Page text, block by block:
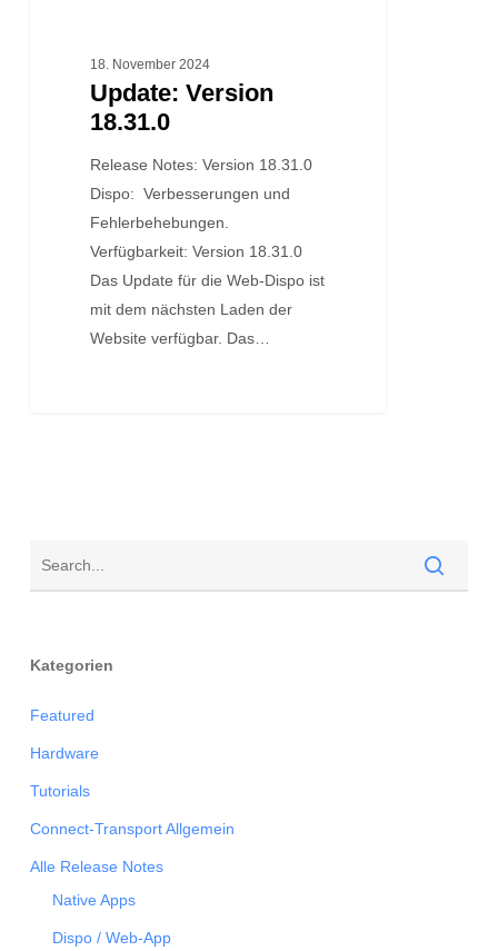
18. November 2024
Update: Version
18.31.0
Release Notes: Version 18.31.0
Dispo: Verbesserungen und
Fehlerbehebungen.
Verfügbarkeit: Version 18.31.0
Das Update für die Web-Dispo ist
mit dem nächsten Laden der
Website verfügbar. Das…
Kategorien
Featured
Hardware
Tutorials
Connect-Transport Allgemein
Alle Release Notes
Native Apps
Dispo / Web-App